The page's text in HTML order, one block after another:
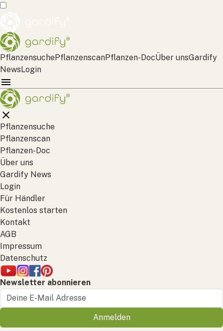
PflanzensuchePflanzenscanPflanzen-DocÜber unsGardify
NewsLogin
Pflanzensuche
Pflanzenscan
Pflanzen-Doc
Über uns
Gardify News
Login
Für Händler
Kostenlos starten
Kontakt
AGB
Impressum
Datenschutz
Newsletter abonnieren
Anmelden